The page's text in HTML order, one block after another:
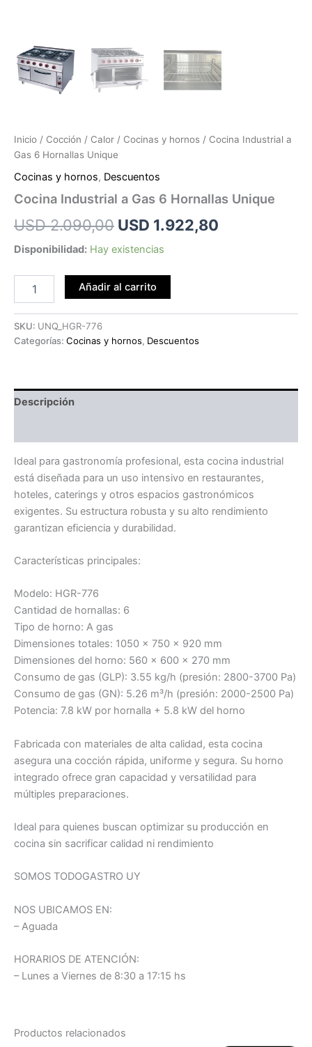
Inicio / Cocción / Calor / Cocinas y hornos / Cocina Industrial a
Gas 6 Hornallas Unique
Cocinas y hornos, Descuentos
Cocina Industrial a Gas 6 Hornallas Unique
USD2.090,00 USD 1.922,80
Disponibilidad: Hay existencias
Añadir al carrito
SKU: UNQ_HGR-776
Categorías: Cocinas y hornos, Descuentos
Descripción
Ideal para gastronomía profesional, esta cocina industrial
está diseñada para un uso intensivo en restaurantes,
hoteles, caterings y otros espacios gastronómicos
exigentes. Su estructura robusta y su alto rendimiento
garantizan eficiencia y durabilidad.
Características principales:
Modelo: HGR-776
Cantidad de hornallas: 6
Tipo de horno: A gas
Dimensiones totales: 1050 x 750 x 920 mm
Dimensiones del horno: 560 x 600 x 270 mm
Consumo de gas (GLP): 3.55 kg/h (presión: 2800-3700 Pa)
Consumo de gas (GN): 5.26 m³/h (presión: 2000-2500 Pa)
Potencia: 7.8 kW por hornalla + 5.8 kW del horno
Fabricada con materiales de alta calidad, esta cocina
asegura una cocción rápida, uniforme y segura. Su horno
integrado ofrece gran capacidad y versatilidad para
múltiples preparaciones.
Ideal para quienes buscan optimizar su producción en
cocina sin sacrificar calidad ni rendimiento
SOMOS TODOGASTRO UY
NOS UBICAMOS EN:
– Aguada
HORARIOS DE ATENCIÓN:
– Lunes a Viernes de 8:30 a 17:15 hs
Productos relacionados